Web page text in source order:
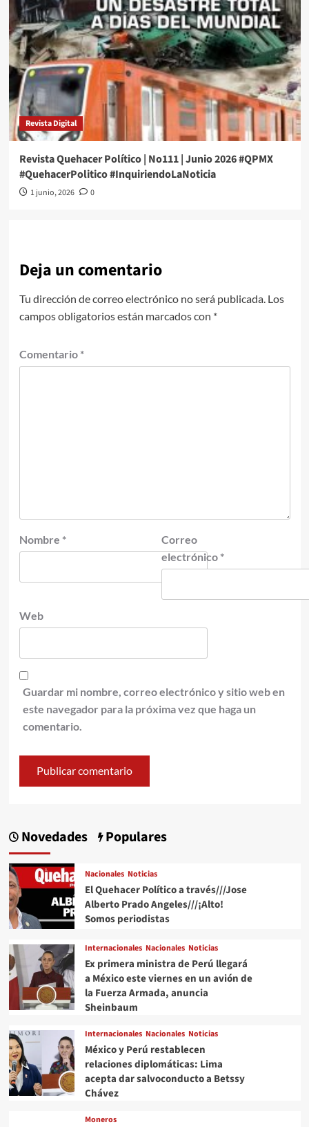
Revista Digital
Revista Quehacer Político | No111 | Junio 2026 #QPMX
#QuehacerPolitico #InquiriendoLaNoticia
1 junio, 2026 0
Deja un comentario
Tu dirección de correo electrónico no será publicada. Los
campos obligatorios están marcados con *
Comentario *
Nombre *
Correo
electrónico *
Web
Guardar mi nombre, correo electrónico y sitio web en
este navegador para la próxima vez que haga un
comentario.
Novedades Populares
Nacionales Noticias
El Quehacer Político a través///Jose
Alberto Prado Angeles///¡Alto!
Somos periodistas
Internacionales Nacionales Noticias
Ex primera ministra de Perú llegará
a México este viernes en un avión de
la Fuerza Armada, anuncia
Sheinbaum
Internacionales Nacionales Noticias
México y Perú restablecen
relaciones diplomáticas: Lima
acepta dar salvoconducto a Betssy
Chávez
Moneros